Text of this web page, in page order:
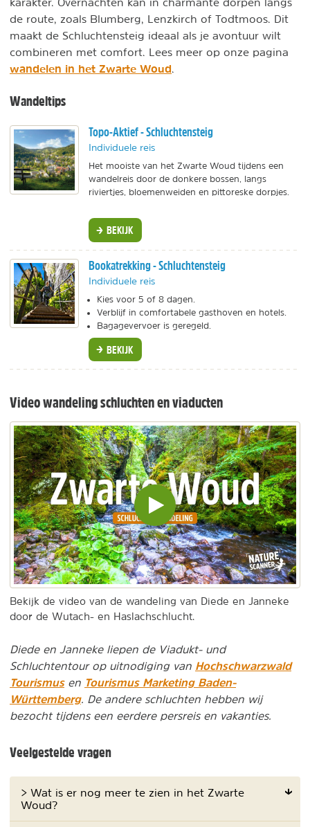
karakter. Overnachten kan in charmante dorpen langs
de route, zoals Blumberg, Lenzkirch of Todtmoos. Dit
maakt de Schluchtensteig ideaal als je avontuur wilt
combineren met comfort. Lees meer op onze pagina
wandelen in het Zwarte Woud.
Wandeltips
Topo-Aktief - Schluchtensteig
Individuele reis
Het mooiste van het Zwarte Woud tijdens een
wandelreis door de donkere bossen, langs
riviertjes, bloemenweiden en pittoreske dorpjes.
BEKIJK
Bookatrekking - Schluchtensteig
Individuele reis
Kies voor 5 of 8 dagen.
Verblijf in comfortabele gasthoven en hotels.
Bagagevervoer is geregeld.
BEKIJK
Video wandeling schluchten en viaducten
Video
inladen
en
afspelen
Bekijk de video van de wandeling van Diede en Janneke
door de Wutach- en Haslachschlucht.
Diede en Janneke liepen de Viadukt- und
Schluchtentour op uitnodiging van Hochschwarzwald
Tourismusen Tourismus Marketing Baden-
Württemberg. De andere schluchten hebben wij
bezocht tijdens een eerdere persreis en vakanties.
Veelgestelde vragen
> Wat is er nog meer te zien in het Zwarte
Woud?